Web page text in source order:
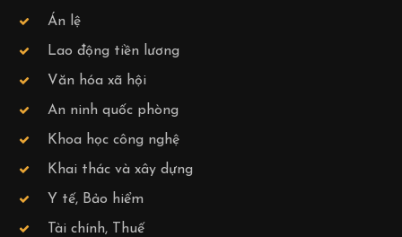
Án lệ
Lao động tiền lương
Văn hóa xã hội
An ninh quốc phòng
Khoa học công nghệ
Khai thác và xây dựng
Y tế, Bảo hiểm
Tài chính, Thuế